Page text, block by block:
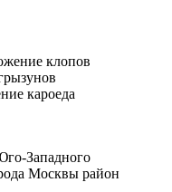
Западного
Москвы район